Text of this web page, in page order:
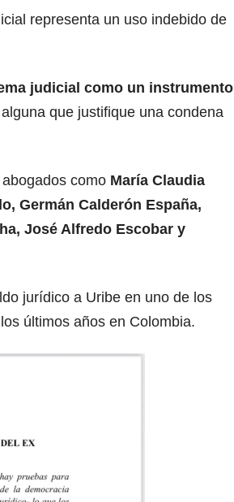
representa un uso indebido de
judicial como un instrumento
que justifique una condena
como María Claudia
Germán Calderón España,
José Alfredo Escobar y
jurídico a Uribe en uno de los
últimos años en Colombia.